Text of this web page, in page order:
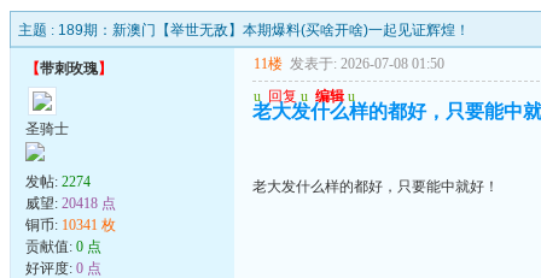
主题 : 189期：新澳门【举世无敌】本期爆料(买啥开啥)一起见证辉煌！
【带刺玫瑰】
圣骑士
发帖: 2274
威望: 20418 点
铜币: 10341 枚
贡献值: 0 点
好评度: 0 点
11楼 发表于: 2026-07-08 01:50
u 回复 u 编辑 u
老大发什么样的都好，只要能中
老大发什么样的都好，只要能中就好！